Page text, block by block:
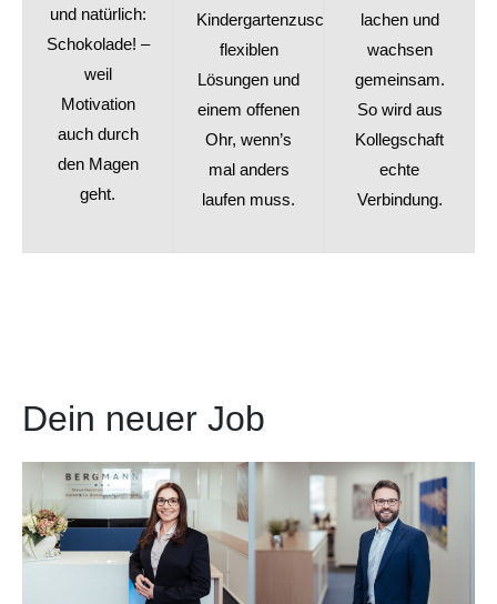
und natürlich:
Schokolade! –
weil
Motivation
auch durch
den Magen
geht.
Kindergartenzuschuss,
flexiblen
Lösungen und
einem offenen
Ohr, wenn’s
mal anders
laufen muss.
lachen und
wachsen
gemeinsam.
So wird aus
Kollegschaft
echte
Verbindung.
Dein neuer Job